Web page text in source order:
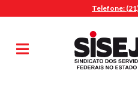
Telefone:
MENU
Sindicalize-se